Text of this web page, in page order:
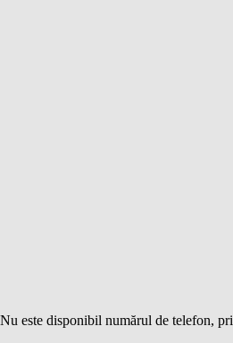
este disponibil numărul de telefon,